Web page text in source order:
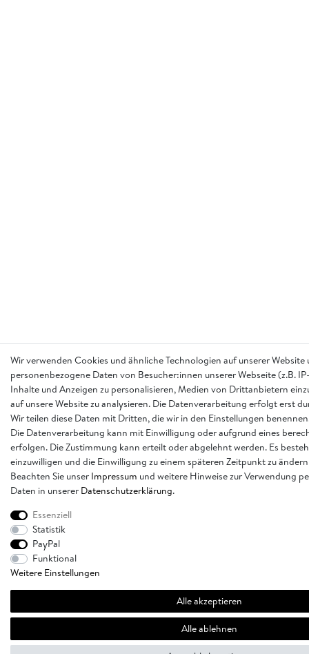
Wir verwenden Cookies und ähnliche Technologien auf unserer
personenbezogene Daten von Besucher:innen unserer Webseite (z.B.
Inhalte und Anzeigen zu personalisieren, Medien von Drittanbietern
auf unsere Website zu analysieren. Die Datenverarbeitung erfolgt erst
Wir teilen diese Daten mit Dritten, die wir in den Einstellungen
Die Datenverarbeitung kann mit Einwilligung oder aufgrund eines
erfolgen. Die Zustimmung kann erteilt oder abgelehnt werden. Es
einzuwilligen und die Einwilligung zu einem späteren Zeitpunkt zu
Beachten Sie unser Impressum und weitere Hinweise zur Verwendung
Daten in unserer Daten­schutz­erklärung.
Essenziell
Statistik
PayPal
Funktional
Weitere Einstellungen
Alle akzeptieren
Alle ablehnen